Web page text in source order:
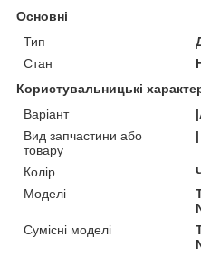
Основні
Тип
Стан
Користувальницькі
Варіант
Вид запчастини або
товару
Колір
Моделі
Сумісні моделі